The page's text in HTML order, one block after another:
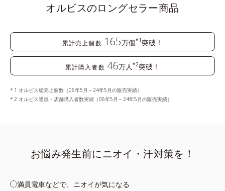
オルビスのロングセラー商品
累計売上個数 165万個*1 突破！
累計購入者数 46万人*2突破！
1 オルビス総売上個数（06年5月～24年5月の販売実績）
2 オルビス通販・店舗購入者数実績（06年5月～24年5月の販売実績）
お悩み発生前にニオイ・汗対策を！
満員電車などで、ニオイが気になる